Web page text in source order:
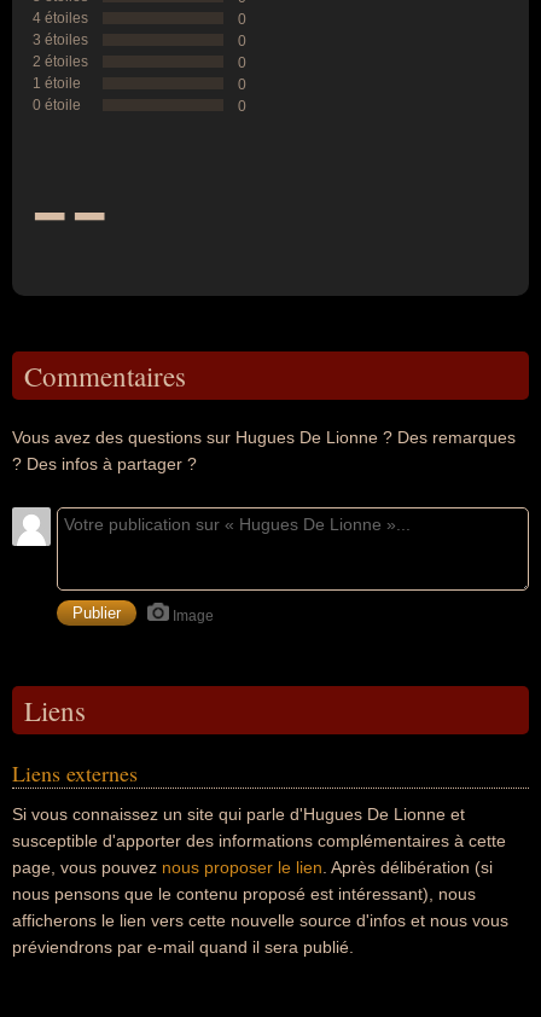
4 étoiles
0
3 étoiles
0
2 étoiles
0
1 étoile
0
0 étoile
0
--
Commentaires
Vous avez des questions sur Hugues De Lionne ? Des remarques
? Des infos à partager ?
Image
Liens
Liens externes
Si vous connaissez un site qui parle d'Hugues De Lionne et
susceptible d'apporter des informations complémentaires à cette
page, vous pouvez nous proposer le lien . Après délibération (si
nous pensons que le contenu proposé est intéressant), nous
afficherons le lien vers cette nouvelle source d'infos et nous vous
préviendrons par e-mail quand il sera publié.